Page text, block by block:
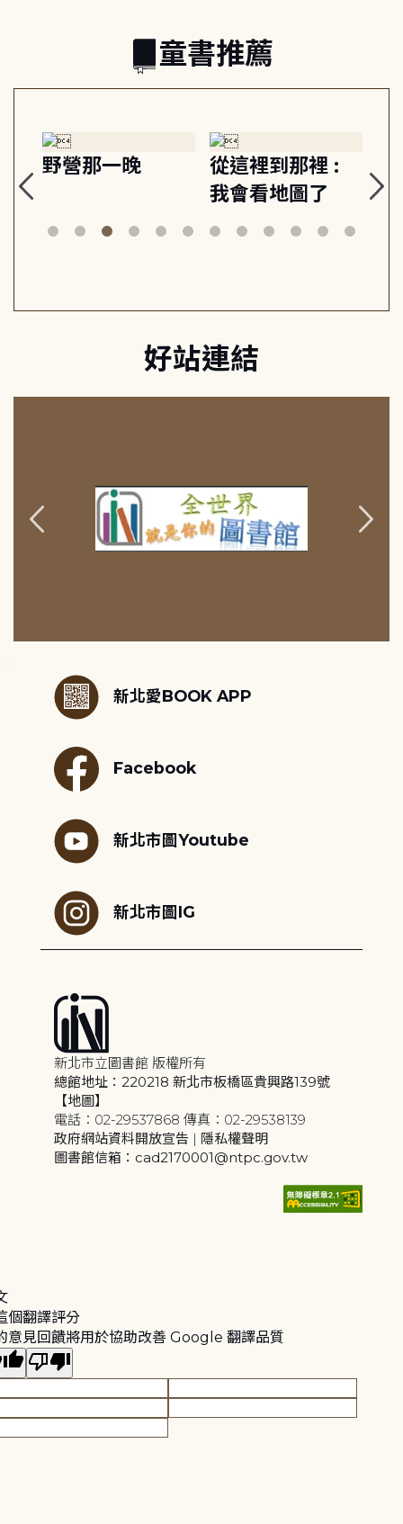
童書推薦
狗探長史丹利和
案
Gracie under
the waves
好站連結
新北愛BOOK APP
Facebook
新北市圖Youtube
新北市圖IG
新北市立圖書館 版權所有
總館地址：220218 新北市板橋區貴興路139號
【地圖】
電話：02-29537868 傳真：02-29538139
政府網站資料開放宣告 | 隱私權聲明
圖書館信箱：cad2170001@ntpc.gov.tw
個翻譯評分
意見回饋將用於協助改善 Google 翻譯品質